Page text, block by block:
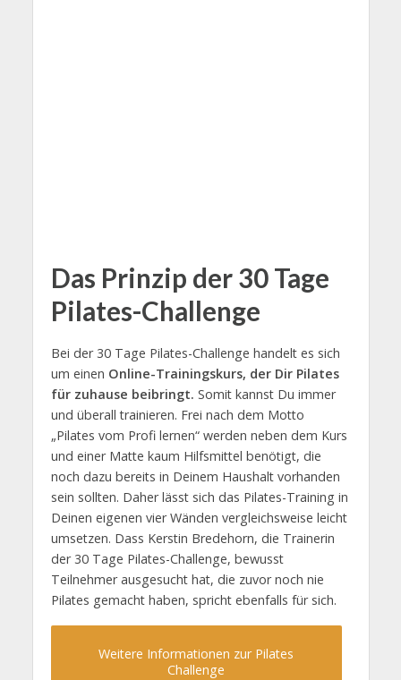
Das Prinzip der 30 Tage
Pilates-Challenge
Bei der 30 Tage Pilates-Challenge handelt es sich
um einen Online-Trainingskurs, der Dir Pilates
für zuhause beibringt. Somit kannst Du immer
und überall trainieren. Frei nach dem Motto
„Pilates vom Profi lernen“ werden neben dem Kurs
und einer Matte kaum Hilfsmittel benötigt, die
noch dazu bereits in Deinem Haushalt vorhanden
sein sollten. Daher lässt sich das Pilates-Training in
Deinen eigenen vier Wänden vergleichsweise leicht
umsetzen. Dass Kerstin Bredehorn, die Trainerin
der 30 Tage Pilates-Challenge, bewusst
Teilnehmer ausgesucht hat, die zuvor noch nie
Pilates gemacht haben, spricht ebenfalls für sich.
Weitere Informationen zur Pilates
Challenge